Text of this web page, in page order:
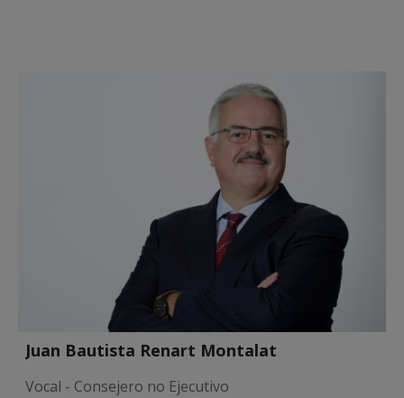
Juan Bautista Renart Montalat
Vocal - Consejero no Ejecutivo